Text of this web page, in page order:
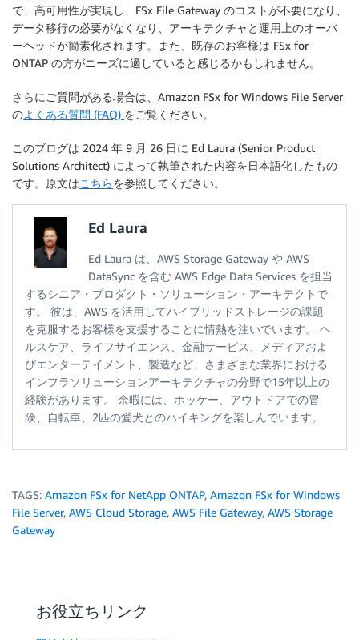
で、高可用性が実現し、FSx File Gateway のコストが不要になり、
データ移行の必要がなくなり、アーキテクチャと運用上のオーバ
ーヘッドが簡素化されます。また、既存のお客様は FSx for
ONTAP の方がニーズに適していると感じるかもしれません。
さらにご質問がある場合は、Amazon FSx for Windows File Server
のよくある質問 (FAQ) をご覧ください。
このブログは 2024 年 9 月 26 日に Ed Laura (Senior Product
Solutions Architect) によって執筆された内容を日本語化したもの
です。原文はこちらを参照してください。
Ed Laura
Ed Laura は、AWS Storage Gateway や AWS
DataSync を含む AWS Edge Data Services を担当
するシニア・プロダクト・ソリューション・アーキテクトで
す。 彼は、AWS を活用してハイブリッドストレージの課題
を克服するお客様を支援することに情熱を注いでいます。 ヘ
ルスケア、ライフサイエンス、金融サービス、メディアおよ
びエンターテイメント、製造など、さまざまな業界における
インフラソリューションアーキテクチャの分野で15年以上の
経験があります。 余暇には、ホッケー、アウトドアでの冒
険、自転車、2匹の愛犬とのハイキングを楽しんでいます。
TAGS: Amazon FSx for NetApp ONTAP, Amazon FSx for Windows
File Server, AWS Cloud Storage, AWS File Gateway, AWS Storage
Gateway
お役立ちリンク